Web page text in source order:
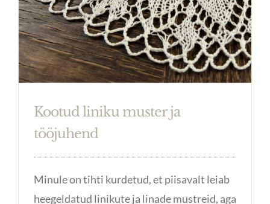
Kootud liniku muster ja
tööjuhend
Minule on tihti kurdetud, et piisavalt leiab
heegeldatud linikute ja linade mustreid, aga